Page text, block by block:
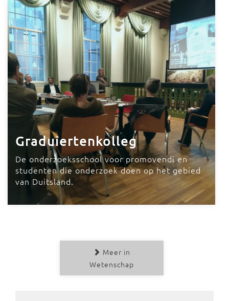
Graduiertenkolleg
De onderzoeksschool voor promovendi en
studenten die onderzoek doen op het gebied
van Duitsland.
Meer in
Wetenschap